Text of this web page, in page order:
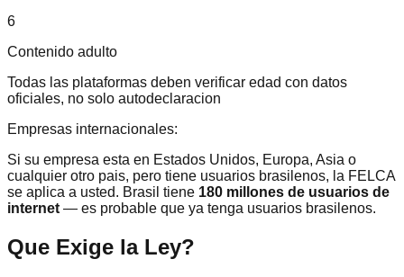
6
Contenido adulto
Todas las plataformas deben verificar edad con datos
oficiales, no solo autodeclaracion
Empresas internacionales:
Si su empresa esta en Estados Unidos, Europa, Asia o
cualquier otro pais, pero tiene usuarios brasilenos, la FELCA
se aplica a usted. Brasil tiene 180 millones de usuarios de
internet— es probable que ya tenga usuarios brasilenos.
Que Exige la Ley?